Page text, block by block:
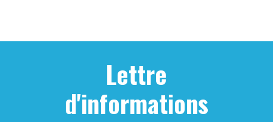
Lettre
d'informations